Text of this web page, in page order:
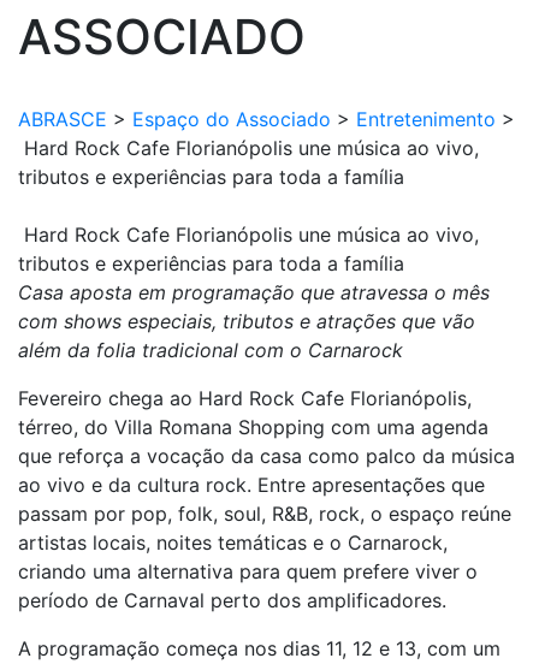
ASSOCIADO
ABRASCE > Espaço do Associado > Entretenimento >
Hard Rock Cafe Florianópolis une música ao vivo,
tributos e experiências para toda a família
Hard Rock Cafe Florianópolis une música ao vivo,
tributos e experiências para toda a família
Casa aposta em programação que atravessa o mês
com shows especiais, tributos e atrações que vão
além da folia tradicional com o Carnarock
Fevereiro chega ao Hard Rock Cafe Florianópolis,
térreo, do Villa Romana Shopping com uma agenda
que reforça a vocação da casa como palco da música
ao vivo e da cultura rock. Entre apresentações que
passam por pop, folk, soul, R&B, rock, o espaço reúne
artistas locais, noites temáticas e o Carnarock,
criando uma alternativa para quem prefere viver o
período de Carnaval perto dos amplificadores.
A programação começa nos dias 11, 12 e 13, com um